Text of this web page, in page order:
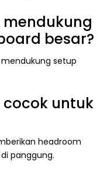
besar?
setup
untuk
headroom
panggung.